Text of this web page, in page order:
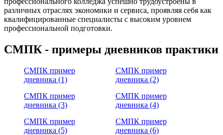
различных отраслях экономики и сервиса, проявляя себя как
квалифицированные специалисты с высоким уровнем
профессиональной подготовки.
СМПК - примеры дневников практики
СМПК пример
дневника (1)
СМПК пример
дневника (2)
СМПК пример
дневника (3)
СМПК пример
дневника (4)
СМПК пример
дневника (5)
СМПК пример
дневника (6)